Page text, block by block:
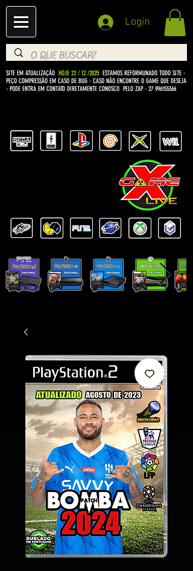
Login
SITE EM ATUALIZAÇÃO HOJE 22 / 12 /2025 ESTAMOS REFORMUNADO TODO SITE -
PEÇO COMPRESSÃO EM CASO DE BUG - CASO NÃO ENCONTRE O GAME QUE DESEJA
- PODE ENTRA EM CONTATO DIRETAMENTE CONOSCO PELO ZAP - 27 996155366